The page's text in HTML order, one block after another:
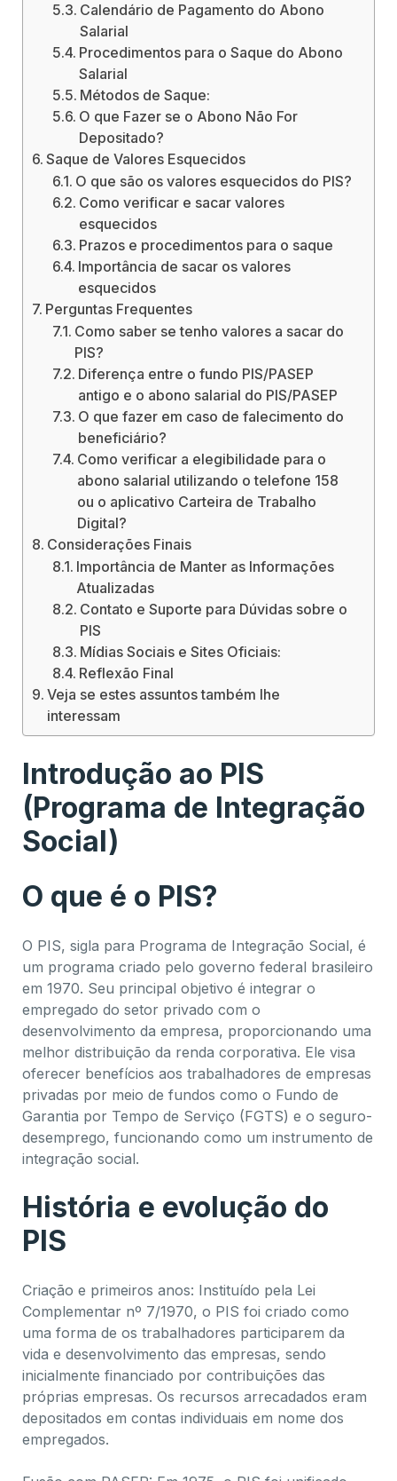
Calendário de Pagamento do Abono
Salarial
Procedimentos para o Saque do Abono
Salarial
Métodos de Saque:
O que Fazer se o Abono Não For
Depositado?
Saque de Valores Esquecidos
O que são os valores esquecidos do PIS?
Como verificar e sacar valores
esquecidos
Prazos e procedimentos para o saque
Importância de sacar os valores
esquecidos
Perguntas Frequentes
Como saber se tenho valores a sacar do
PIS?
Diferença entre o fundo PIS/PASEP
antigo e o abono salarial do PIS/PASEP
O que fazer em caso de falecimento do
beneficiário?
Como verificar a elegibilidade para o
abono salarial utilizando o telefone 158
ou o aplicativo Carteira de Trabalho
Digital?
Considerações Finais
Importância de Manter as Informações
Atualizadas
Contato e Suporte para Dúvidas sobre o
PIS
Mídias Sociais e Sites Oficiais:
Reflexão Final
Veja se estes assuntos também lhe
interessam
Introdução ao PIS
(Programa de Integração
Social)
O que é o PIS?
O PIS, sigla para Programa de Integração Social, é
um programa criado pelo governo federal brasileiro
em 1970. Seu principal objetivo é integrar o
empregado do setor privado com o
desenvolvimento da empresa, proporcionando uma
melhor distribuição da renda corporativa. Ele visa
oferecer benefícios aos trabalhadores de empresas
privadas por meio de fundos como o Fundo de
Garantia por Tempo de Serviço (FGTS) e o seguro-
desemprego, funcionando como um instrumento de
integração social.
História e evolução do
PIS
Criação e primeiros anos: Instituído pela Lei
Complementar nº 7/1970, o PIS foi criado como
uma forma de os trabalhadores participarem da
vida e desenvolvimento das empresas, sendo
inicialmente financiado por contribuições das
próprias empresas. Os recursos arrecadados eram
depositados em contas individuais em nome dos
empregados.